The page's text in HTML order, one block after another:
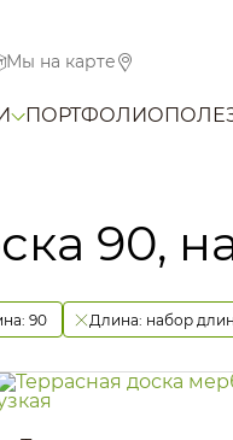
Мы на карте
ПОРТФОЛИО
90,
90 Длина: набор длин